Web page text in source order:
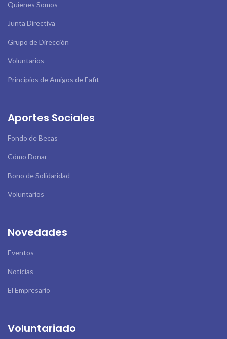
Quienes Somos
Junta Directiva
Grupo de Dirección
Voluntarios
Principios de Amigos de Eafit
Aportes Sociales
Fondo de Becas
Cómo Donar
Bono de Solidaridad
Voluntarios
Novedades
Eventos
Noticias
El Empresario
Voluntariado